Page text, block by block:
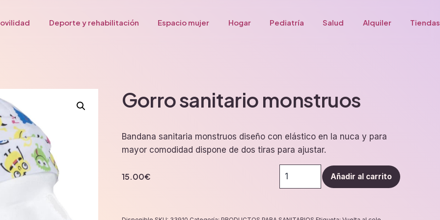
Deporte y rehabilitación Espacio mujer Hogar Pediatría Salud Alquiler Tiendas
Gorro sanitario monstruos
Bandana sanitaria monstruos diseño con elástico en la nuca y para
mayor comodidad dispone de dos tiras para ajustar.
15.00€
sanitario
Añadir al carrito